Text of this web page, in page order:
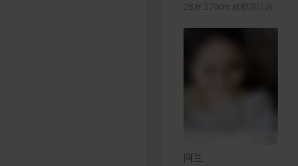
28岁 170cm 成都温江区
阿兰